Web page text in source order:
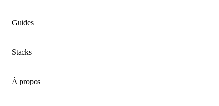
Guides
Stacks
À propos